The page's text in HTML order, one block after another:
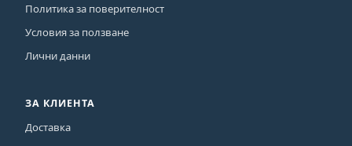
Политика за поверителност
Условия за ползване
Лични данни
ЗА КЛИЕНТА
Доставка